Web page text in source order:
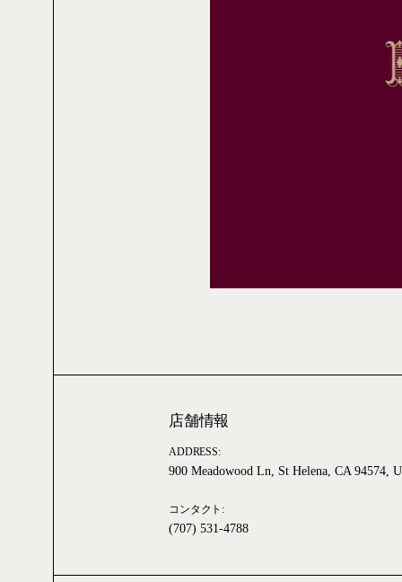
店舗情報
ADDRESS:
900 Meadowood Ln, St Helena, CA 94574,
コンタクト:
(707) 531-4788